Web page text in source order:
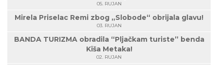
05. RUJAN
Mirela Priselac Remi zbog „Slobode“ obrijala glavu!
03. RUJAN
BANDA TURIZMA obradila “Pljačkam turiste” benda
Kiša Metaka!
02. RUJAN